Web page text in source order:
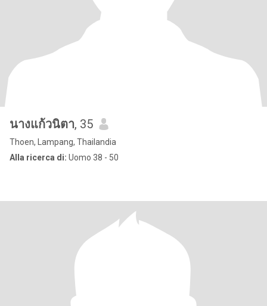
นางแก้วนิตา, 35
Thoen, Lampang, Thailandia
Alla ricerca di: Uomo 38 - 50